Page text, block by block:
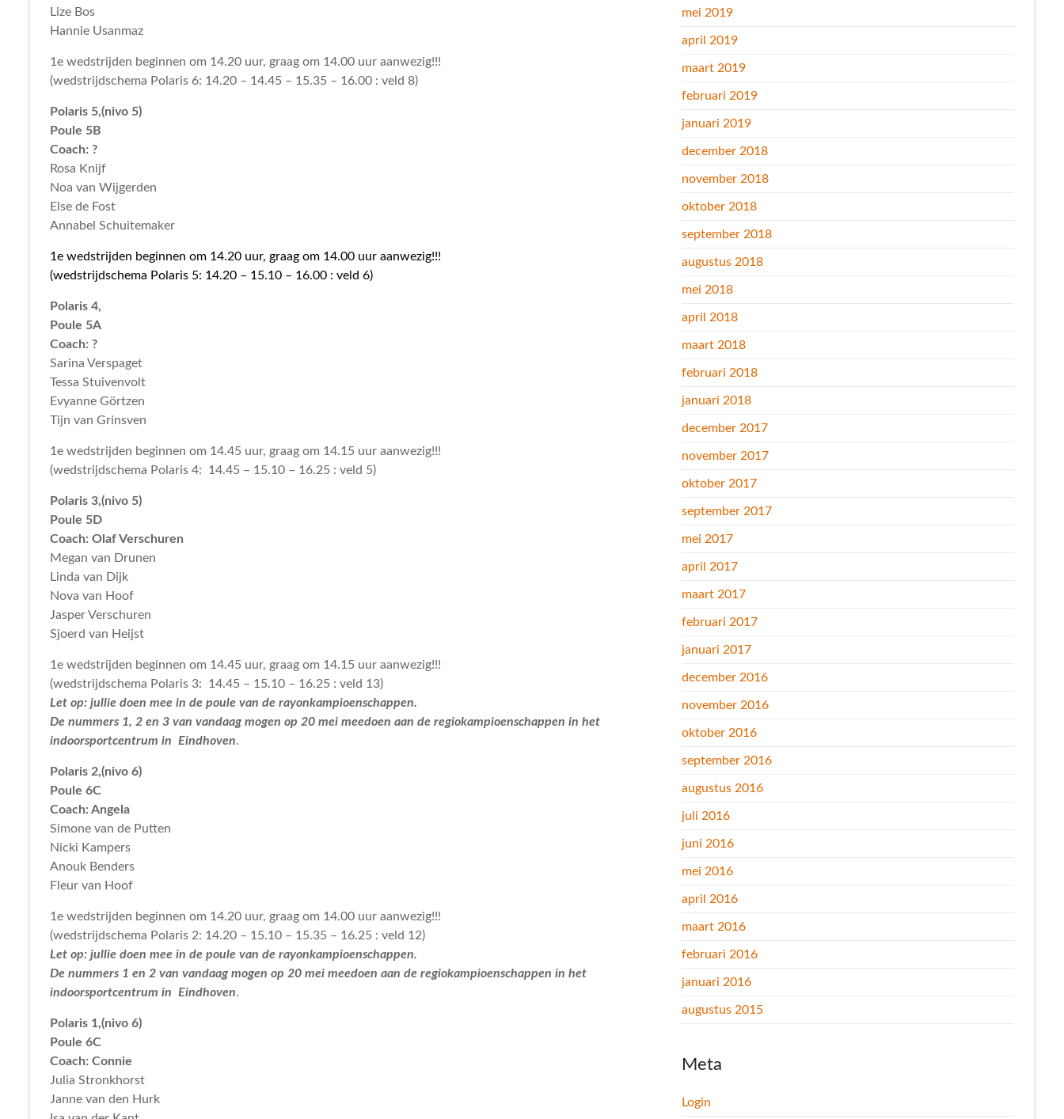
Lize Bos
Hannie Usanmaz
1e wedstrijden beginnen om 14.20 uur, graag om 14.00 uur aanwezig!!!
(wedstrijdschema Polaris 6: 14.20 – 14.45 – 15.35 – 16.00 : veld 8)
Polaris 5,(nivo 5)
Poule 5B
Coach: ?
Rosa Knijf
Noa van Wijgerden
Else de Fost
Annabel Schuitemaker
1e wedstrijden beginnen om 14.20 uur, graag om 14.00 uur aanwezig!!!
(wedstrijdschema Polaris 5: 14.20 – 15.10 – 16.00 : veld 6)
Polaris 4,
Poule 5A
Coach: ?
Sarina Verspaget
Tessa Stuivenvolt
Evyanne Görtzen
Tijn van Grinsven
1e wedstrijden beginnen om 14.45 uur, graag om 14.15 uur aanwezig!!!
(wedstrijdschema Polaris 4: 14.45 – 15.10 – 16.25 : veld 5)
Polaris 3,(nivo 5)
Poule 5D
Coach: Olaf Verschuren
Megan van Drunen
Linda van Dijk
Nova van Hoof
Jasper Verschuren
Sjoerd van Heijst
1e wedstrijden beginnen om 14.45 uur, graag om 14.15 uur aanwezig!!!
(wedstrijdschema Polaris 3: 14.45 – 15.10 – 16.25 : veld 13)
Let op: jullie doen mee in de poule van de rayonkampioenschappen.
De nummers 1, 2 en 3 van vandaag mogen op 20 mei meedoen aan de regiokampioenschappen in het
indoorsportcentrum in Eindhoven.
Polaris 2,(nivo 6)
Poule 6C
Coach: Angela
Simone van de Putten
Nicki Kampers
Anouk Benders
Fleur van Hoof
1e wedstrijden beginnen om 14.20 uur, graag om 14.00 uur aanwezig!!!
(wedstrijdschema Polaris 2: 14.20 – 15.10 – 15.35 – 16.25 : veld 12)
Let op: jullie doen mee in de poule van de rayonkampioenschappen.
De nummers 1 en 2 van vandaag mogen op 20 mei meedoen aan de regiokampioenschappen in het
indoorsportcentrum in Eindhoven.
Polaris 1,(nivo 6)
Poule 6C
Coach: Connie
Julia Stronkhorst
Janne van den Hurk
mei 2019
april 2019
maart 2019
februari 2019
januari 2019
december 2018
november 2018
oktober 2018
september 2018
augustus 2018
mei 2018
april 2018
maart 2018
februari 2018
januari 2018
december 2017
november 2017
oktober 2017
september 2017
mei 2017
april 2017
maart 2017
februari 2017
januari 2017
december 2016
november 2016
oktober 2016
september 2016
augustus 2016
juli 2016
juni 2016
mei 2016
april 2016
maart 2016
februari 2016
januari 2016
augustus 2015
Meta
Login